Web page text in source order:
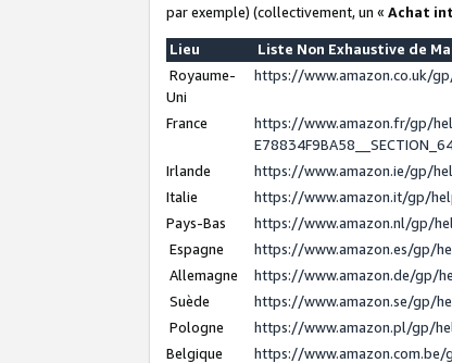
par exemple) (collectivement, un « Achat
Lieu
Liste Non Exhaustive de
Royaume-
Uni
https://www.amazon.co.uk/
France
https://www.amazon.fr/gp/
Irlande
https://www.amazon.ie/gp/
Italie
https://www.amazon.it/gp/
Pays-Bas
https://www.amazon.nl/gp/
Espagne
https://www.amazon.es/gp/
Allemagne
https://www.amazon.de/gp/
Suède
https://www.amazon.se/gp/
Pologne
https://www.amazon.pl/gp/
Belgique
https://www.amazon.com.be/